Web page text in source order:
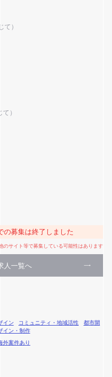
）
）
の募集は終了しました
のサイト等で募集している可能性はあります
人一覧へ
イン コミュニティ・地域活性
都市開
イン・制作
外案件あり